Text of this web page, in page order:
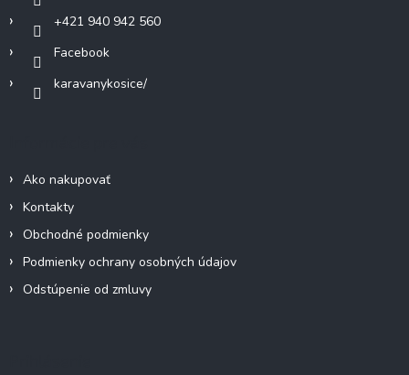
+421 940 942 560
Facebook
karavanykosice/
Ako nakupovať
Kontakty
Obchodné podmienky
Podmienky ochrany osobných údajov
Odstúpenie od zmluvy